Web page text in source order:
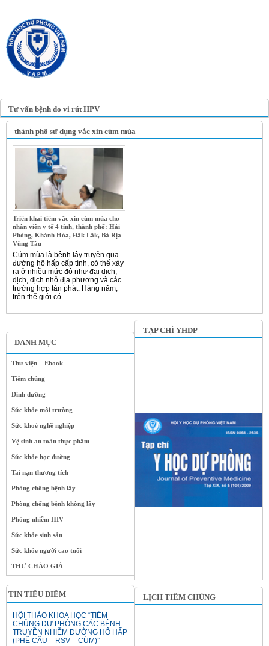
Tư vấn bệnh do vi rút HPV
DANH MỤC
Thư viện – Ebook
Tiêm chủng
Dinh dưỡng
Sức khỏe môi trường
Sức khoẻ nghề nghiệp
Vệ sinh an toàn thực phẩm
Sức khỏe học đường
Tai nạn thương tích
Phòng chống bệnh lây
Phòng chống bệnh không lây
Phòng nhiễm HIV
Sức khỏe sinh sản
Sức khỏe người cao tuổi
THƯ CHÀO GIÁ
TIN TIÊU ĐIỂM
HỘI THẢO KHOA HỌC “TIÊM
CHỦNG DỰ PHÒNG CÁC BỆNH
TRUYỀN NHIỄM ĐƯỜNG HÔ HẤP
(PHẾ CẦU – RSV – CÚM)”
thành phố sử dụng vắc xin cúm mùa
Triển khai tiêm vắc xin cúm mùa cho
nhân viên y tế 4 tỉnh, thành phố: Hải
Phòng, Khánh Hòa, Đắk Lắk, Bà Rịa –
Vũng Tàu
Cúm mùa là bệnh lây truyền qua
đường hô hấp cấp tính, có thể xảy
ra ở nhiều mức độ như đại dịch,
dịch, dịch nhỏ địa phương và các
trường hợp tản phát. Hàng năm,
trên thế giới có...
TẠP CHÍ YHDP
LỊCH TIÊM CHỦNG